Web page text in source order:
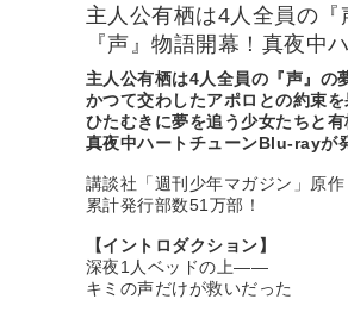
主人公有栖は4人全員の
『声』物語開幕！真夜中
主人公有栖は4人全員の『声』の
かつて交わしたアポロとの約束
ひたむきに夢を追う少女たちと有
真夜中ハートチューンBlu-rayが
講談社「週刊少年マガジン」原
累計発行部数51万部！
【イントロダクション】
深夜1人ベッドの上――
キミの声だけが救いだった